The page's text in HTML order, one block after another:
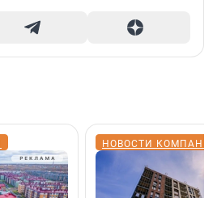
НОВОСТИ